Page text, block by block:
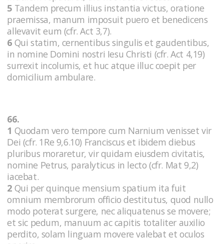
5 Tandem precum illius instantia victus, oratione
praemissa, manum imposuit puero et benedicens
allevavit eum (cfr. Act 3,7).
6 Qui statim, cernentibus singulis et gaudentibus,
in nomine Domini nostri Iesu Christi (cfr. Act 4,19)
surrexit incolumis, et huc atque illuc coepit per
domicilium ambulare.
66.
1 Quodam vero tempore cum Narnium venisset vir
Dei (cfr. 1Re 9,6.10) Franciscus et ibidem diebus
pluribus moraretur, vir quidam eiusdem civitatis,
nomine Petrus, paralyticus in lecto (cfr. Mat 9,2)
iacebat.
2 Qui per quinque mensium spatium ita fuit
omnium membrorum officio destitutus, quod nullo
modo poterat surgere, nec aliquatenus se movere;
et sic pedum, manuum ac capitis totaliter auxilio
perdito, solam linguam movere valebat et oculos